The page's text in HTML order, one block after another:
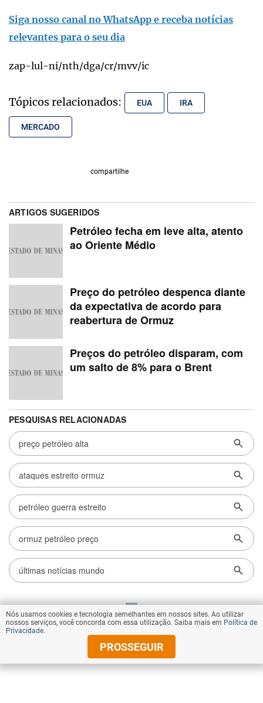
Siga nosso canal no WhatsApp e receba notícias
relevantes para o seu dia
zap-lul-ni/nth/dga/cr/mvv/ic
Tópicos relacionados: EUA IRA
MERCADO
compartilhe
VOLTAR AO TOPO
© Copyright 2026 Diários Associados
Nós usamos cookies e tecnologia semelhantes em nossos sites. Ao utilizar
nossos serviços, você concorda com essa utilização. Saiba mais em Política de
Privacidade.
PROSSEGUIR